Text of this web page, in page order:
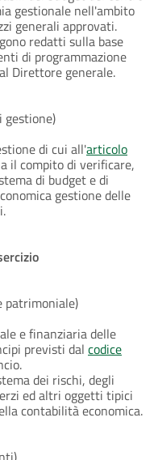
gestionale nell'ambito
generali approvati.
redatti sulla base
di programmazione
Direttore generale.
gestione)
di cui all'articolo
il compito di verificare,
di budget e di
gestione delle
patrimoniale)
e finanziaria delle
previsti dal codice
dei rischi, degli
ed altri oggetti tipici
contabilità economica.